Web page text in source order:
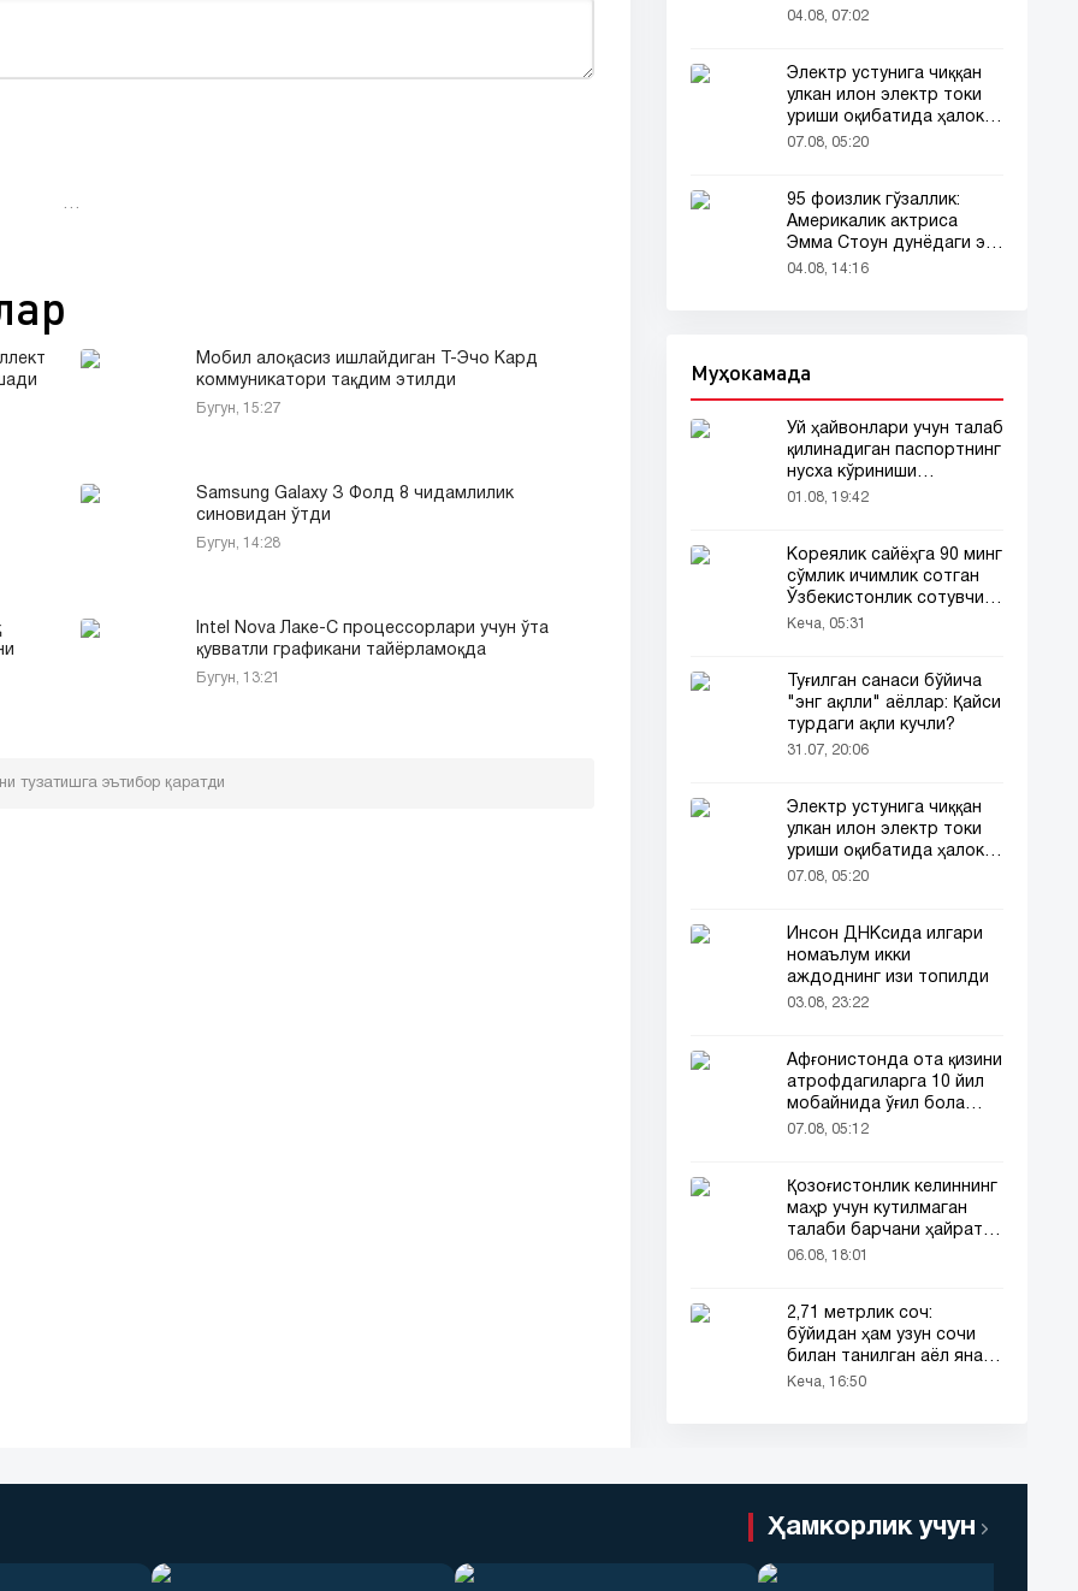
…
Мобил алоқасиз ишлайдиган Т-Эчо Кард
коммуникатори тақдим этилди
Бугун, 15:27
Samsung Galaxy З Фолд 8 чидамлилик
синовидан ўтди
Бугун, 14:28
Intel Nova Лаке-С процессорлари учун ўта
қувватли графикани тайёрламоқда
Бугун, 13:21
тузатишга эътибор қаратди
томошабинлар
04.08, 07:02
Электр устунига чиққан
улкан илон электр токи
уриши оқибатида ҳалок
бўлди
07.08, 05:20
95 фоизлик гўзаллик:
Америкалик актриса
Эмма Стоун дунёдаги энг
гўзал аёл деб топилди!
04.08, 14:16
Муҳокамада
Уй ҳайвонлари учун талаб
қилинадиган паспортнинг
нусха кўриниши
тармоқларда тарқалди
01.08, 19:42
Кореялик сайёҳга 90 минг
сўмлик ичимлик сотган
Ўзбекистонлик сотувчи
Корея телевидениясида
Кеча, 05:31
Туғилган санаси бўйича
"энг ақлли" аёллар: Қайси
турдаги ақли кучли?
31.07, 20:06
Электр устунига чиққан
улкан илон электр токи
уриши оқибатида ҳалок
бўлди
07.08, 05:20
Инсон ДНКсида илгари
номаълум икки
аждоднинг изи топилди
03.08, 23:22
Афғонистонда ота қизини
атрофдагиларга 10 йил
мобайнида ўғил бола
сифатида таништирди
07.08, 05:12
Қозоғистонлик келиннинг
маҳр учун кутилмаган
талаби барчани ҳайратга
солди
06.08, 18:01
2,71 метрлик соч:
бўйидан ҳам узун сочи
билан танилган аёл яна
эътибор марказида
Кеча, 16:50
Ҳамкорлик учун